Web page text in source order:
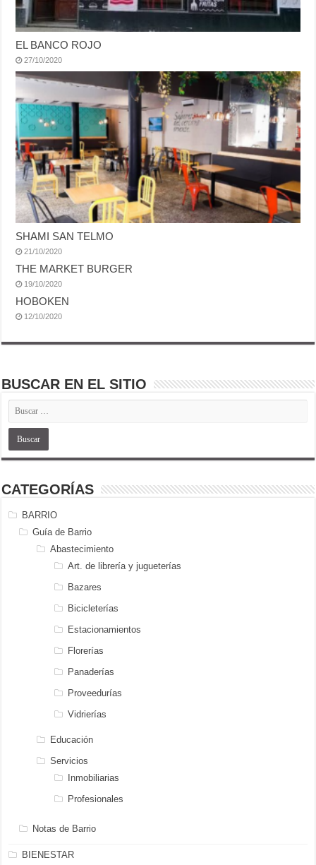
EL BANCO ROJO
27/10/2020
SHAMI SAN TELMO
21/10/2020
THE MARKET BURGER
19/10/2020
HOBOKEN
12/10/2020
BUSCAR EN EL SITIO
CATEGORÍAS
BARRIO
Guía de Barrio
Abastecimiento
Art. de librería y jugueterías
Bazares
Bicicleterías
Estacionamientos
Florerías
Panaderías
Proveedurías
Vidrierías
Educación
Servicios
Inmobiliarias
Profesionales
Notas de Barrio
BIENESTAR